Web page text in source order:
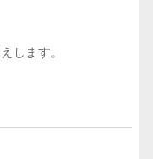
します。